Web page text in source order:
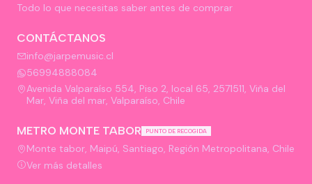
Todo lo que necesitas saber antes de comprar
CONTÁCTANOS
info@jarpemusic.cl
56994888084
Avenida Valparaíso 554, Piso 2, local 65, 2571511, Viña del
Mar, Viña del mar, Valparaíso, Chile
METRO MONTE TABOR PUNTO DE RECOGIDA
Monte tabor, Maipú, Santiago, Región Metropolitana, Chile
Ver más detalles